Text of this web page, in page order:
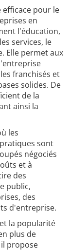
efficace pour le
en
l'éducation,
services, le
Elle permet aux
franchisés et
solides. De
de la
ainsi la
les
sont
négociés
et à
des
public,
des
d'entreprise.
et la popularité
plus de
propose